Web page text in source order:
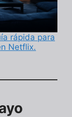
rápida para
Netflix.